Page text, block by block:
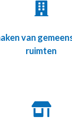

van
ruimten
